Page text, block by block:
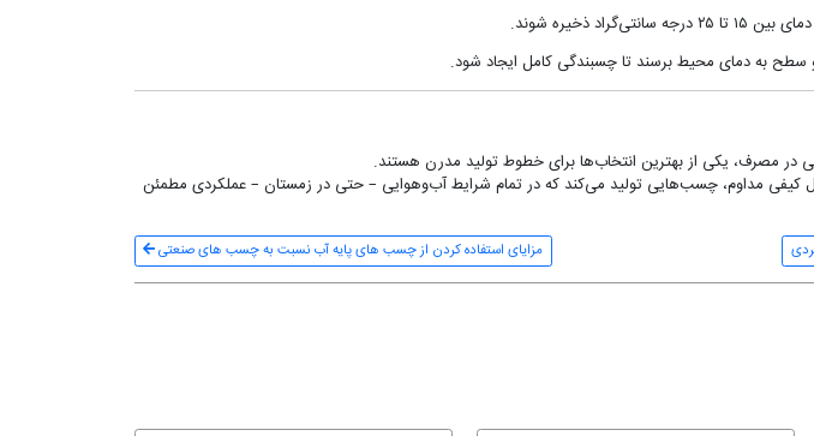
ذخیره شوند.
به دمای محیط برسند تا چسبندگی کامل ایجاد شود.
مصرف، یکی از بهترین انتخاب‌ها برای خطوط تولید مدرن هستند.
کیفی مداوم، چسب‌هایی تولید می‌کند که در تمام شرایط آب‌وهوایی – حتی در زمستان – عملکردی مطمئن
مزایای استفاده کردن از چسب های پایه آب نسبت به چسب های صنعتی